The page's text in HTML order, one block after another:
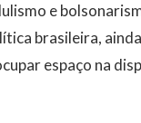
e
brasileira,
espaço na